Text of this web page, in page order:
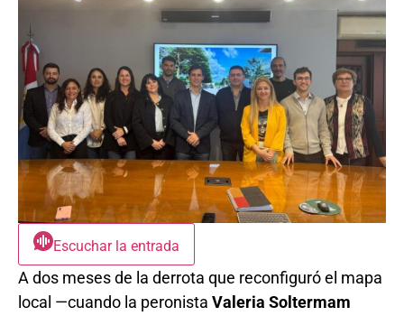
Escuchar la entrada
A dos meses de la derrota que reconfiguró el mapa
local —cuando la peronista Valeria Soltermam